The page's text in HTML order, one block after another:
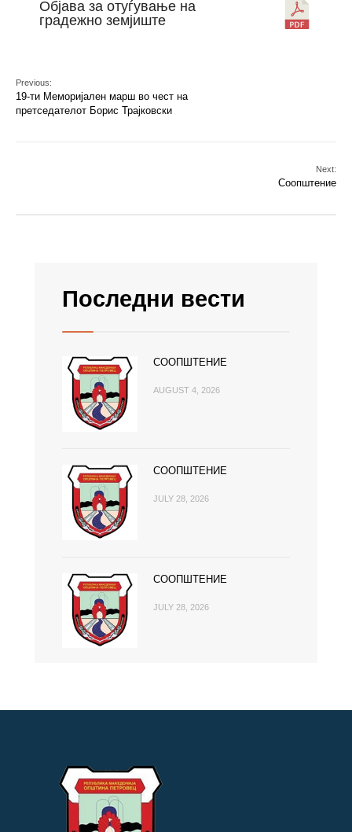
Објава за отуѓување на
градежно земјиште
Previous:
19-ти Меморијален марш во чест на
претседателот Борис Трајковски
Next:
Соопштение
Последни вести
СООПШТЕНИЕ
AUGUST 4, 2026
СООПШТЕНИЕ
JULY 28, 2026
СООПШТЕНИЕ
JULY 28, 2026